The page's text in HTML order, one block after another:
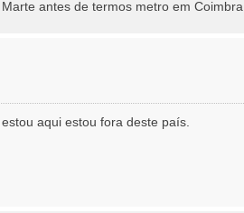
antes de termos metro em Coimbra.
aqui estou fora deste país.